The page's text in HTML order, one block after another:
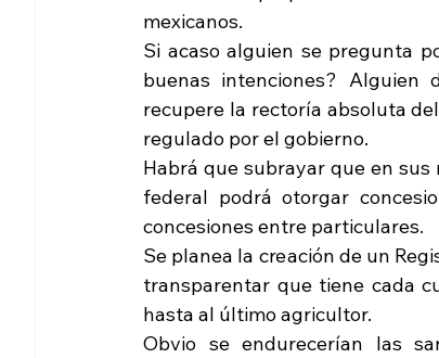
mexicanos.
Si acaso alguien se pregunta
buenas intenciones?
recupere la rectoría absoluta
regulado por el gobierno.
Habrá que subrayar que en
federal podrá otorgar
concesiones entre particulares.
Se planea la creación de un
transparentar que tiene cada
hasta al último agricultor.
Obvio se endurecerían las